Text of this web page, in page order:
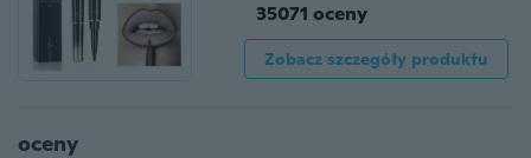
35071 oceny
Zobacz szczegóły produktu
oceny